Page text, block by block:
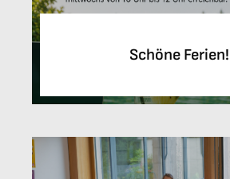
Schöne Ferien!